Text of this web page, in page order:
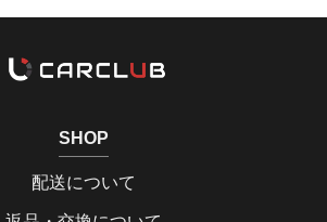
SHOP
配送について